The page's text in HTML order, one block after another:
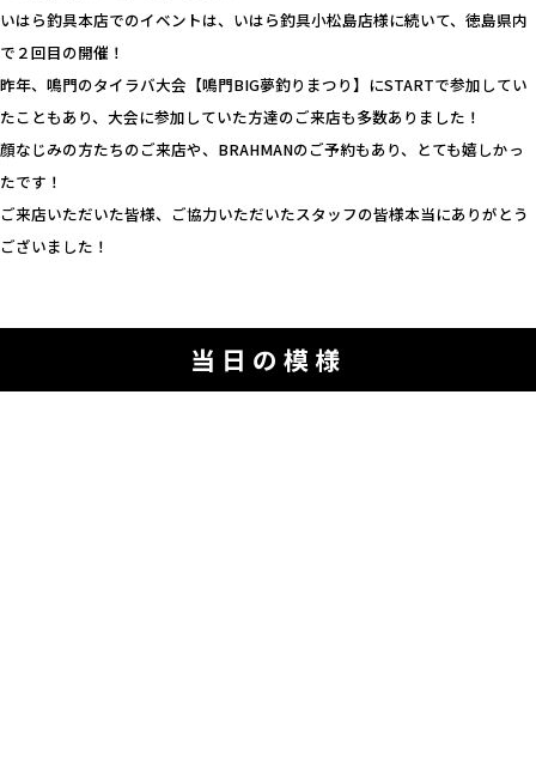
いはら釣具本店でのイベントは、いはら釣具小松島店様に続いて、徳島県内
で２回目の開催！
昨年、鳴門のタイラバ大会【鳴門BIG夢釣りまつり】にSTARTで参加してい
たこともあり、大会に参加していた方達のご来店も多数ありました！
顔なじみの方たちのご来店や、BRAHMANのご予約もあり、とても嬉しかっ
たです！
ご来店いただいた皆様、ご協力いただいたスタッフの皆様本当にありがとう
ございました！
当日の模様